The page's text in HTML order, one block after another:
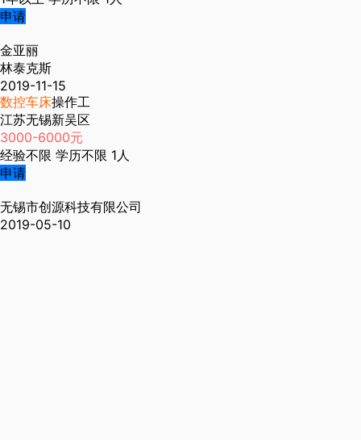
申请
金亚丽
林泰克斯
2019-11-15
数控车床操作工
江苏无锡新吴区
3000-6000元
经验不限 学历不限 1人
申请
无锡市创源科技有限公司
2019-05-10